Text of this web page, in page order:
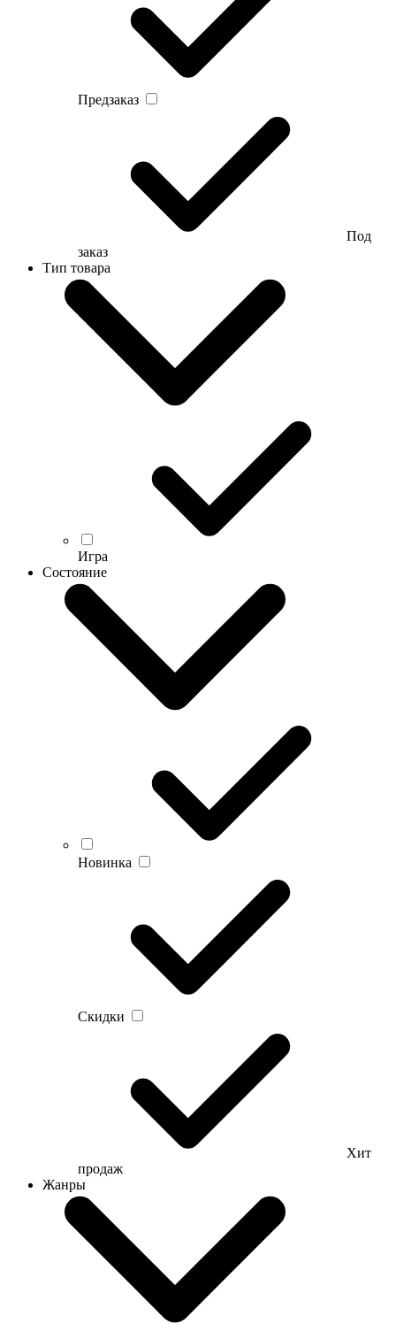
Предзаказ
Под
заказ
Тип товара
Игра
Состояние
Новинка
Скидки
Хит
продаж
Жанры